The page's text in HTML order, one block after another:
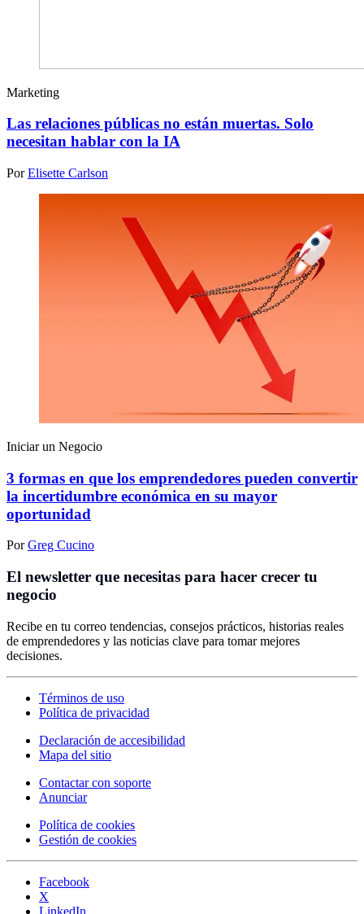
Marketing
Las relaciones públicas no están muertas. Solo
necesitan hablar con la IA
PorElisette Carlson
Iniciar un Negocio
3 formas en que los emprendedores pueden convertir
la incertidumbre económica en su mayor
oportunidad
PorGreg Cucino
El newsletter que necesitas para hacer crecer tu
negocio
Recibe en tu correo tendencias, consejos prácticos, historias reales
de emprendedores y las noticias clave para tomar mejores
decisiones.
Términos de uso
Política de privacidad
Declaración de accesibilidad
Mapa del sitio
Contactar con soporte
Anunciar
Política de cookies
Gestión de cookies
Facebook
X
LinkedIn